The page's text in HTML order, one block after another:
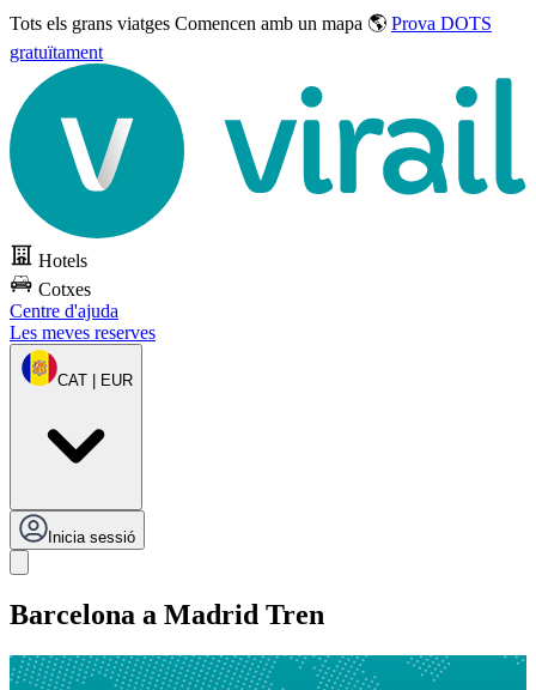
Tots els grans viatges Comencen amb un mapa 🌎 Prova DOTS
gratuïtament
Hotels
Cotxes
Centre d'ajuda
Les meves reserves
CAT | EUR
Inicia sessió
Barcelona a Madrid Tren